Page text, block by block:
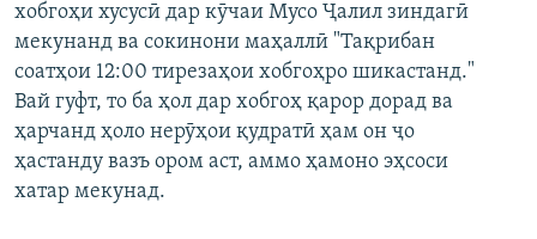
хобгоҳи хусусӣ дар кӯчаи Мусо Ҷалил зиндагӣ
мекунанд ва сокинони маҳаллӣ "Тақрибан
соатҳои 12:00 тирезаҳои хобгоҳро шикастанд."
Вай гуфт, то ба ҳол дар хобгоҳ қарор дорад ва
ҳарчанд ҳоло нерӯҳои қудратӣ ҳам он ҷо
ҳастанду вазъ ором аст, аммо ҳамоно эҳсоси
хатар мекунад.